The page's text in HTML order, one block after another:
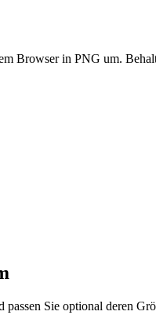
Browser in PNG um.
Sie optional deren